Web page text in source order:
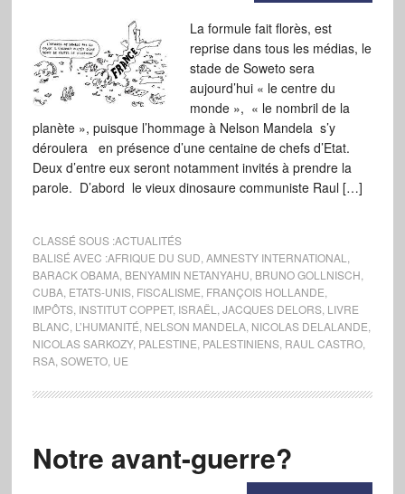
La formule fait florès, est
reprise dans tous les médias, le
stade de Soweto sera
aujourd’hui « le centre du
monde », « le nombril de la
planète », puisque l’hommage à Nelson Mandela s’y
déroulera en présence d’une centaine de chefs d’Etat.
Deux d’entre eux seront notamment invités à prendre la
parole. D’abord le vieux dinosaure communiste Raul […]
CLASSÉ SOUS :ACTUALITÉS
BALISÉ AVEC :AFRIQUE DU SUD AMNESTY INTERNATIONAL
BARACK OBAMA, BENYAMIN NETANYAHU BRUNO GOLLNISCH
CUBA, ETATS-UNIS, FISCALISME FRANÇOIS HOLLANDE
IMPÔTS, INSTITUT COPPET, ISRAËL JACQUES DELORS, LIVRE
BLANC L’HUMANITÉ NELSON MANDELA, NICOLAS DELALANDE
NICOLAS SARKOZY, PALESTINE PALESTINIENS, RAUL CASTRO,
RSA, SOWETO, UE
Notre avant-guerre?